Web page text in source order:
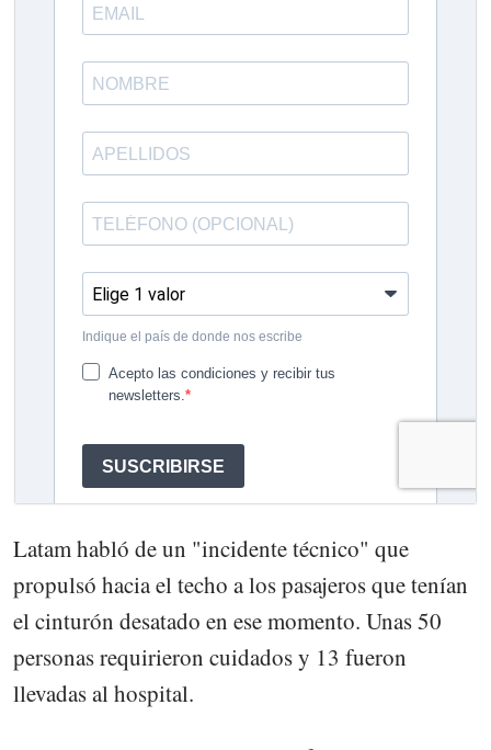
Latam habló de un "incidente técnico" que
propulsó hacia el techo a los pasajeros que tenían
el cinturón desatado en ese momento. Unas 50
personas requirieron cuidados y 13 fueron
llevadas al hospital.